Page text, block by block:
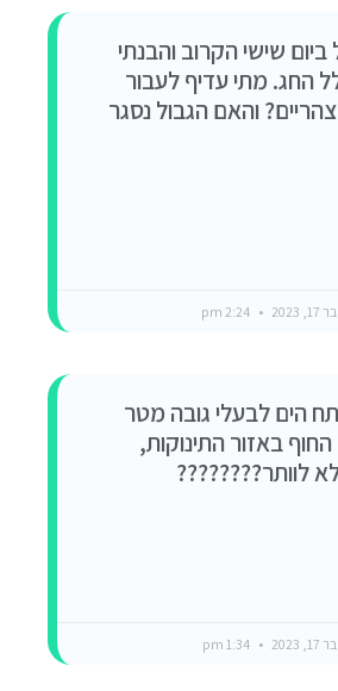
שישי הקרוב והבנתי
החג. מתי עדיף לעבור
והאם הגבול נסגר
הים לבעלי גובה מטר
באזור התינוקות,
לוותר????????